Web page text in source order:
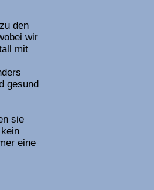
den
wir
mit
gesund
sie
eine